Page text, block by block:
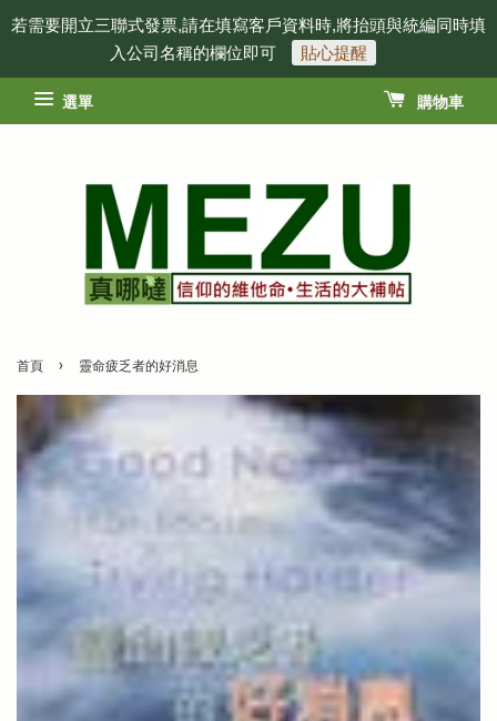
若需要開立三聯式發票,請在填寫客戶資料時,將抬頭與統編同時填
入公司名稱的欄位即可
貼心提醒
選單 購物車
首頁 › 靈命疲乏者的好消息